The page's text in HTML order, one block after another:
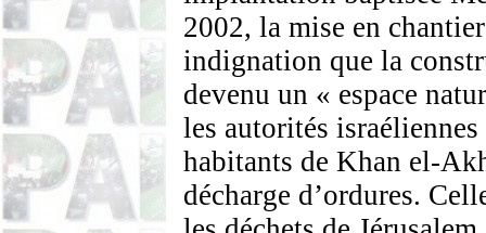
2002, la mise en
indignation que la
devenu un « espace
les autorités
habitants de Khan el-
décharge d’ordures.